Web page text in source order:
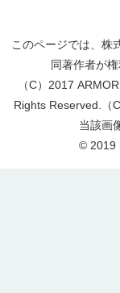
このページでは、株
同著作者が
（C）2017
Rights Reserved.（
当該画
© 2019